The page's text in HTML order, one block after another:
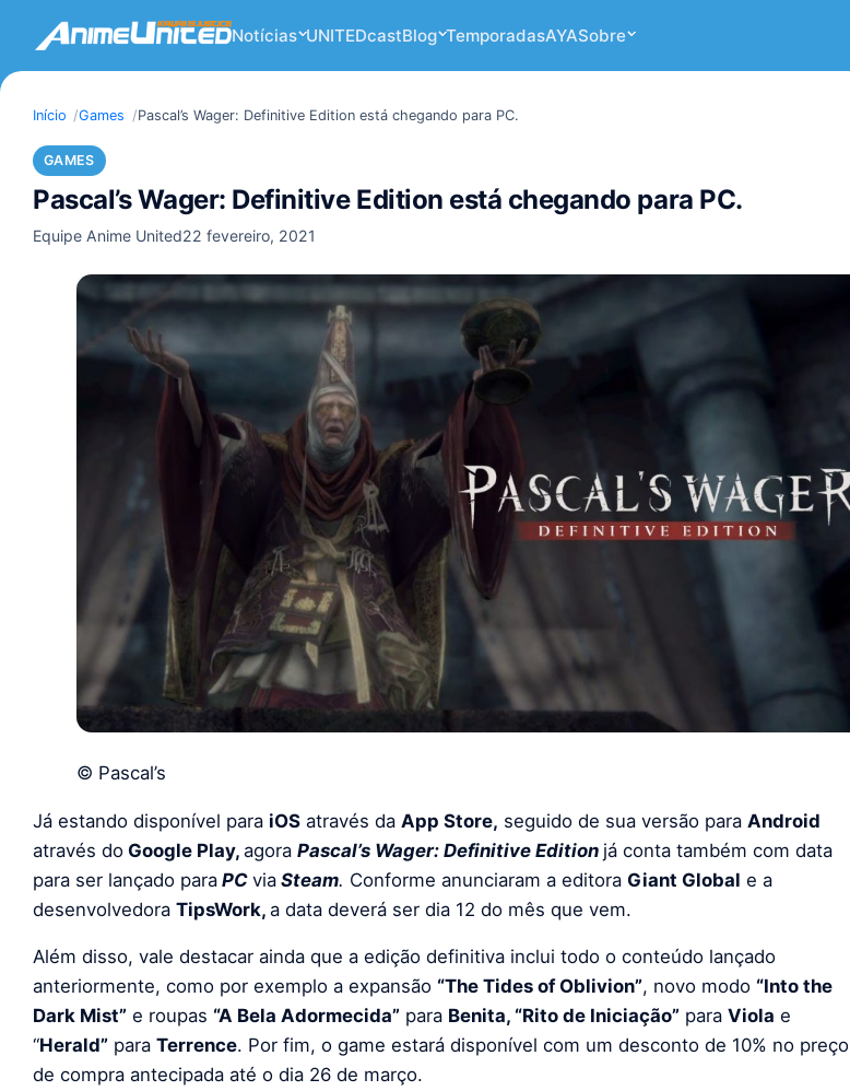
Notícias UNITEDcastBlog TemporadasAYASobre
Início Games Pascal’s Wager: Definitive Edition está chegando para PC.
GAMES
Pascal’s Wager: Definitive Edition está chegando para PC.
Equipe Anime United22 fevereiro, 2021
© Pascal’s
Já estando disponível para iOS através da App Store, seguido de sua versão para Android
através do Google Play, agora Pascal’s Wager: Definitive Edition já conta também com data
para ser lançado para PC via Steam. Conforme anunciaram a editora Giant Global e a
desenvolvedora TipsWork, a data deverá ser dia 12 do mês que vem.
Além disso, vale destacar ainda que a edição definitiva inclui todo o conteúdo lançado
anteriormente, como por exemplo a expansão “The Tides of Oblivion”, novo modo “Into the
Dark Mist” e roupas “A Bela Adormecida” para Benita, “Rito de Iniciação” para Viola e
“Herald” para Terrence. Por fim, o game estará disponível com um desconto de 10% no preço
de compra antecipada até o dia 26 de março.